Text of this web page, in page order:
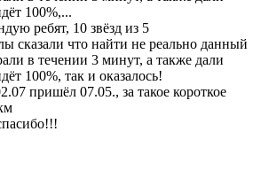
100%,...
ребят, 10 звёзд из 5
сказали что найти не реально данный
в течении 3 минут, а также дали
100%, так и оказалось!
пришёл 07.05., за такое короткое